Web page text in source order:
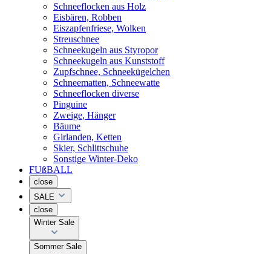
Schneeflocken aus Holz
Eisbären, Robben
Eiszapfenfriese, Wolken
Streuschnee
Schneekugeln aus Styropor
Schneekugeln aus Kunststoff
Zupfschnee, Schneekügelchen
Schneematten, Schneewatte
Schneeflocken diverse
Pinguine
Zweige, Hänger
Bäume
Girlanden, Ketten
Skier, Schlittschuhe
Sonstige Winter-Deko
FUßBALL
close
SALE
close
Winter Sale
Sommer Sale